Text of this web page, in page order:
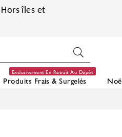
îles et
Produits Frais & Surgelés
Exclusivement En Retrait Au Dépôt